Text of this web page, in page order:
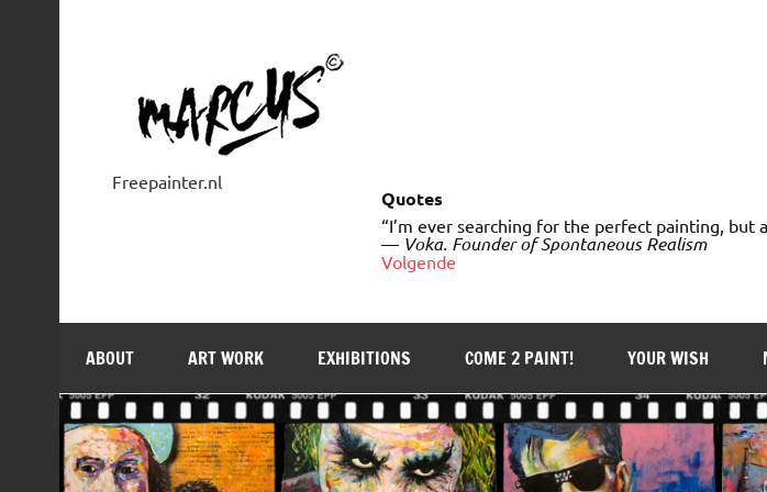
Freepainter.nl
Quotes
“I’m ever searching for the perfect painting, but
— Voka. Founder of Spontaneous Realism
Volgende
ABOUT ART WORK EXHIBITIONS COME 2 PAINT! YOUR WISH